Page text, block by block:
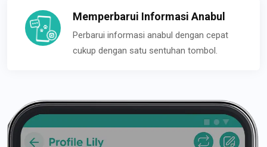
Memperbarui Informasi Anabul
Perbarui informasi anabul dengan cepat
cukup dengan satu sentuhan tombol.